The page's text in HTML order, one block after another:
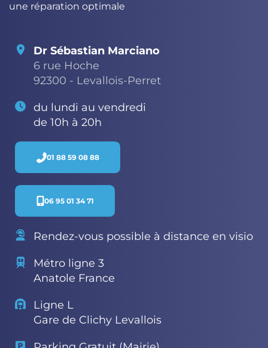
une réparation optimale
Dr Sébastian Marciano
6 rue Hoche
92300 - Levallois-Perret
du lundi au vendredi
de 10h à 20h
01 88 59 08 88
06 95 01 34 71
Rendez-vous possible à distance en visio
Métro ligne 3
Anatole France
Ligne L
Gare de Clichy Levallois